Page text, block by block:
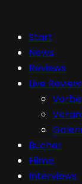
Start
News
Reviews
Live
Bücher
Filme
Interviews